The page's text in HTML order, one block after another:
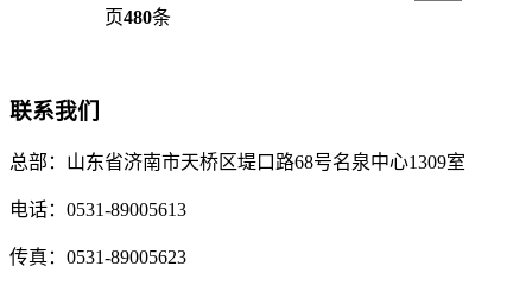
页480条
联系我们
总部： 山东省济南市天桥区堤口路68号名泉中心1309室
电话： 0531-89005613
传真： 0531-89005623